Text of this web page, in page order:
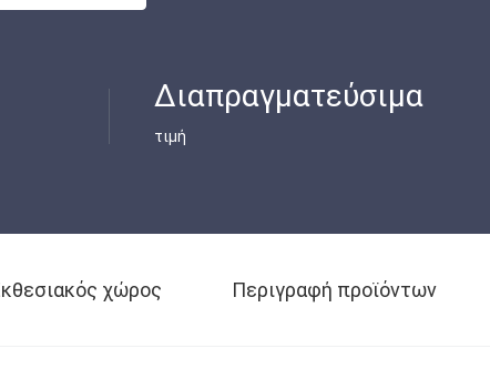
Διαπραγματεύσιμα
τιμή
χώρος Περιγραφή προϊόντων